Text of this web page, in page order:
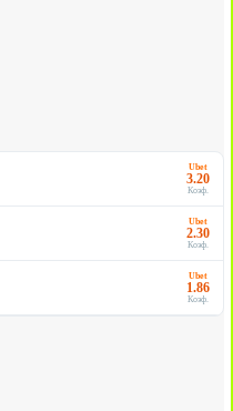
Ubet
3.20
Коэф.
Ubet
2.30
Коэф.
Ubet
1.86
Коэф.